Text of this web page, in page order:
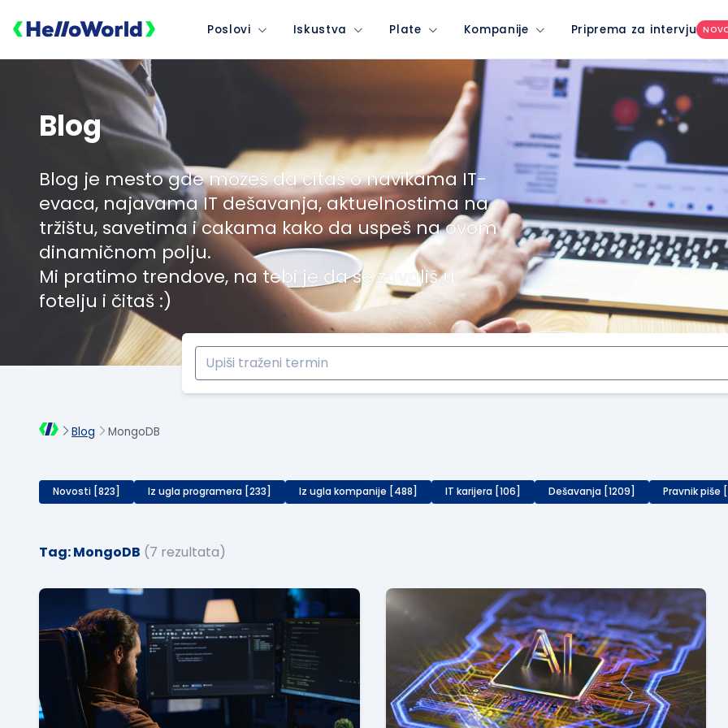
Poslovi Iskustva Plate Kompanije Priprema za intervju
Blog
Blog je mesto gde možeš da čitaš o navikama IT-
evaca, najavama IT dešavanja, aktuelnostima na
tržištu, savetima i cakama kako da uspeš na ovom
dinamičnom polju.
Mi pratimo trendove, na tebi je da se zavališ u
fotelju i čitaš :)
Blog MongoDB
Novosti [823] Iz ugla programera [233] Iz ugla kompanije [488] IT karijera [106] Dešavanja [1209] Pravnik piše
Tag: MongoDB (7 rezultata)